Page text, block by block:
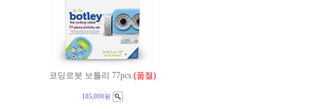
코딩로봇 보틀리 77pcs (품절)
185,000원